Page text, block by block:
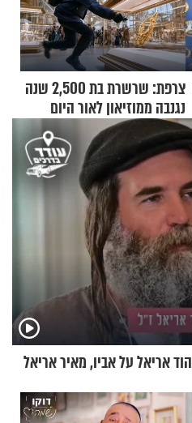
צרפת: שרשרת בת 2,500 שנה
נגנבה ממוזיאון לאור היום
אריאל על אביו, מאיר אריאל